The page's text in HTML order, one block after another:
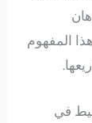
المفهوم
في